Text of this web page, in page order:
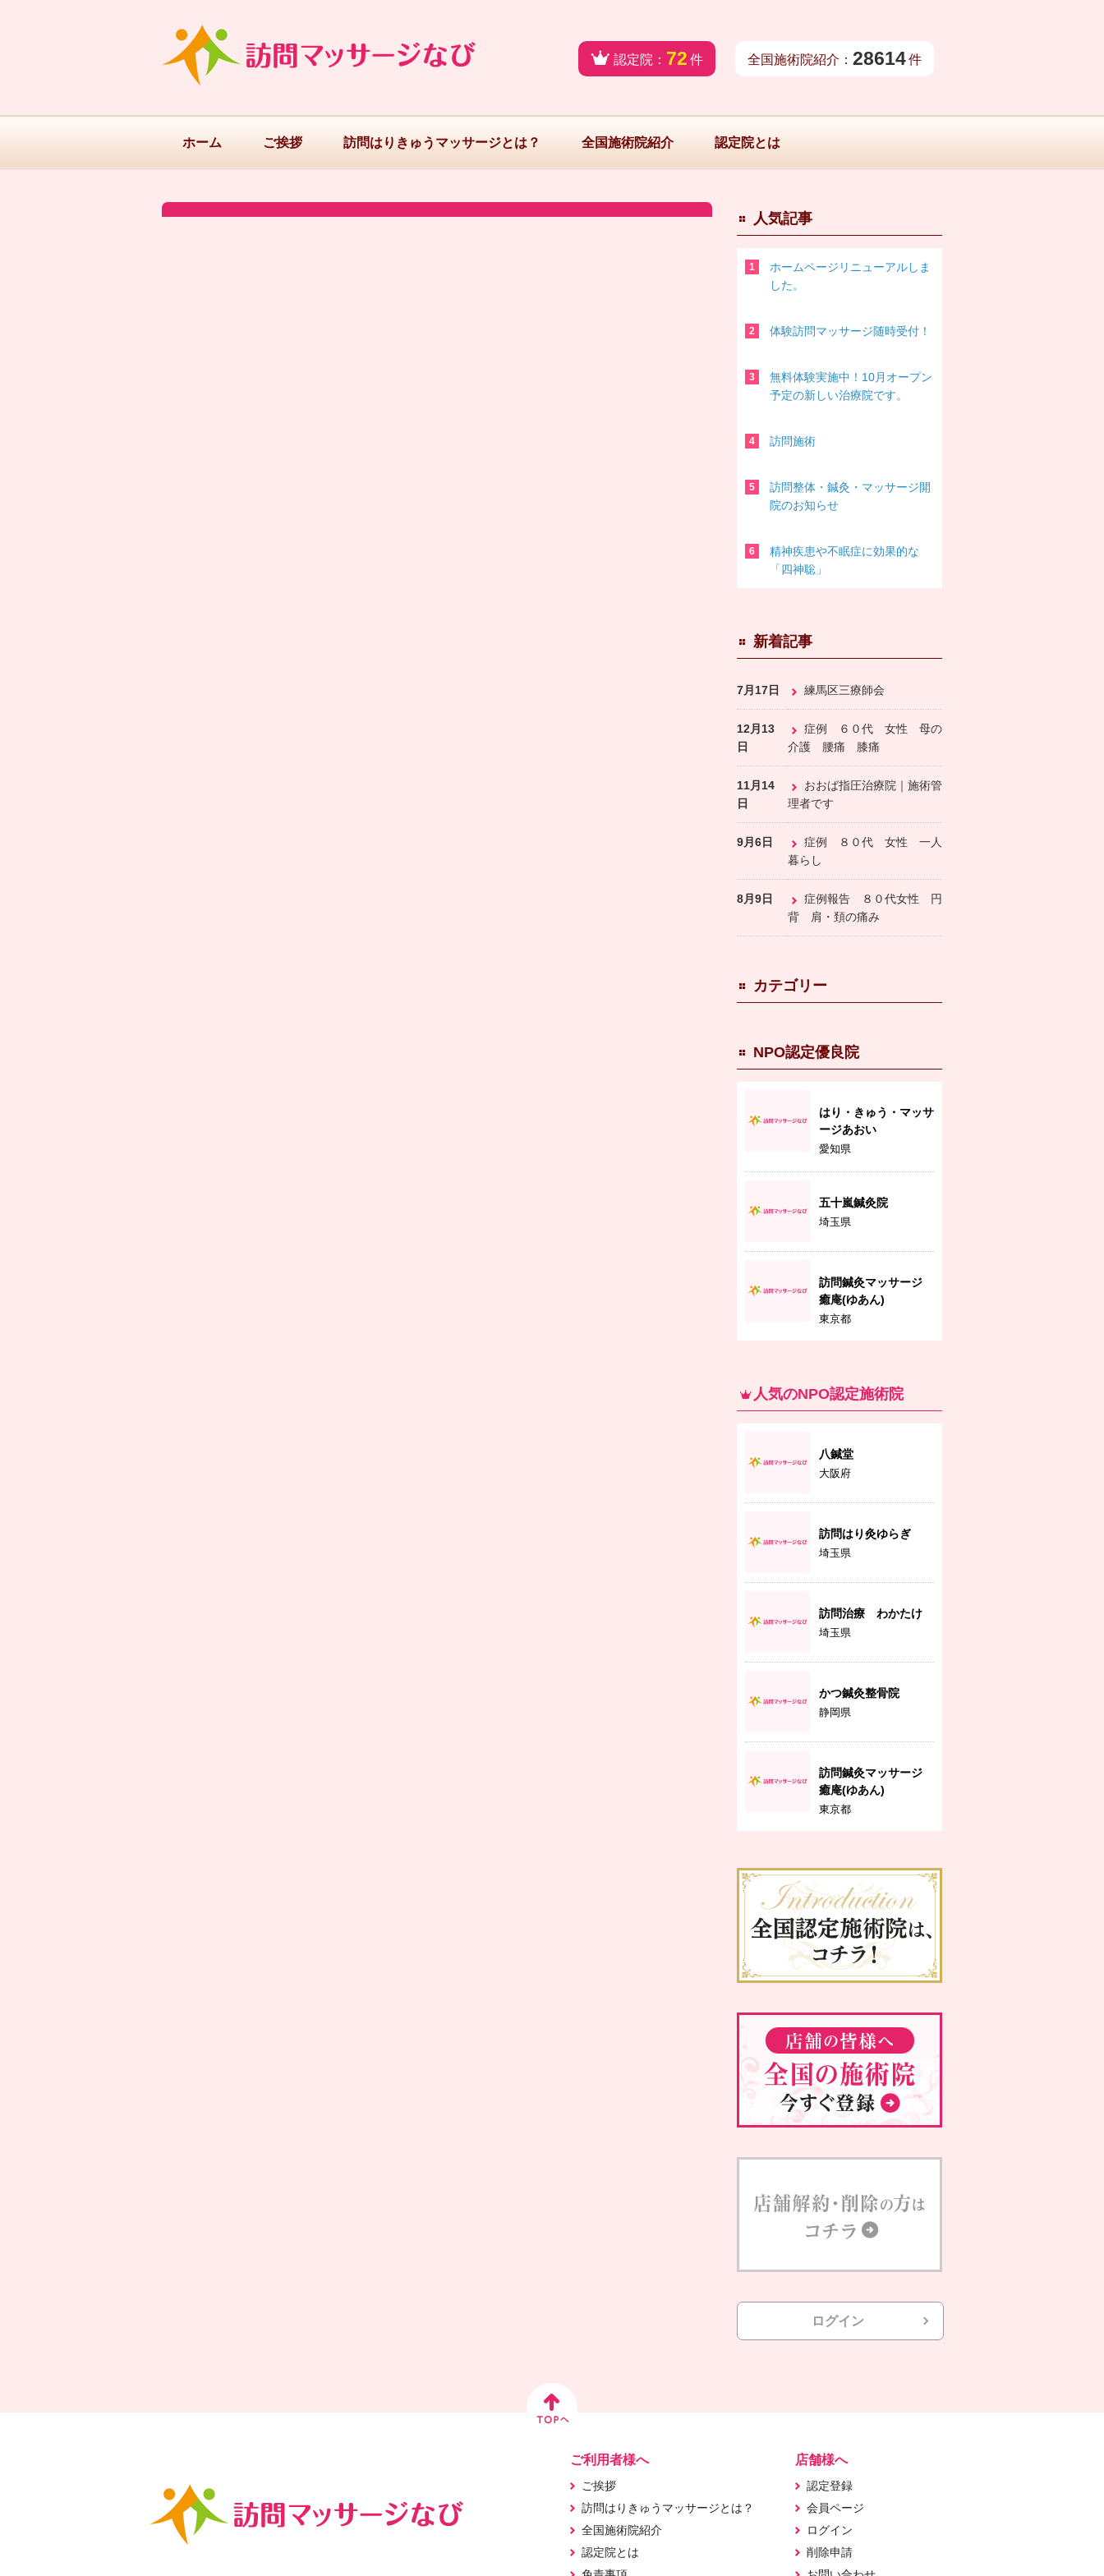
認定院： 72 件 全国施術院紹介： 28614件
ホーム ご挨拶 訪問はりきゅうマッサージとは？ 全国施術院紹介 認定院とは
人気記事
ホームページリニューアルしま
した。
体験訪問マッサージ随時受付！
無料体験実施中！10月オープン
予定の新しい治療院です。
訪問施術
訪問整体・鍼灸・マッサージ開
院のお知らせ
精神疾患や不眠症に効果的な
「四神聡」
新着記事
7月17日 練馬区三療師会
12月13
日
症例 ６０代 女性 母の
介護 腰痛 膝痛
11月14
日
おおば指圧治療院｜施術管
理者です
9月6日
症例 ８０代 女性 一人
暮らし
8月9日
症例報告 ８０代女性 円
背 肩・頚の痛み
カテゴリー
NPO認定優良院
はり・きゅう・マッサ
ージあおい
愛知県
五十嵐鍼灸院
埼玉県
訪問鍼灸マッサージ
癒庵(ゆあん)
東京都
人気のNPO認定施術院
八鍼堂
大阪府
訪問はり灸ゆらぎ
埼玉県
訪問治療 わかたけ
埼玉県
かつ鍼灸整骨院
静岡県
訪問鍼灸マッサージ
癒庵(ゆあん)
東京都
ログイン
ご利用者様へ
ご挨拶
訪問はりきゅうマッサージとは？
全国施術院紹介
認定院とは
店舗様へ
認定登録
会員ページ
ログイン
削除申請